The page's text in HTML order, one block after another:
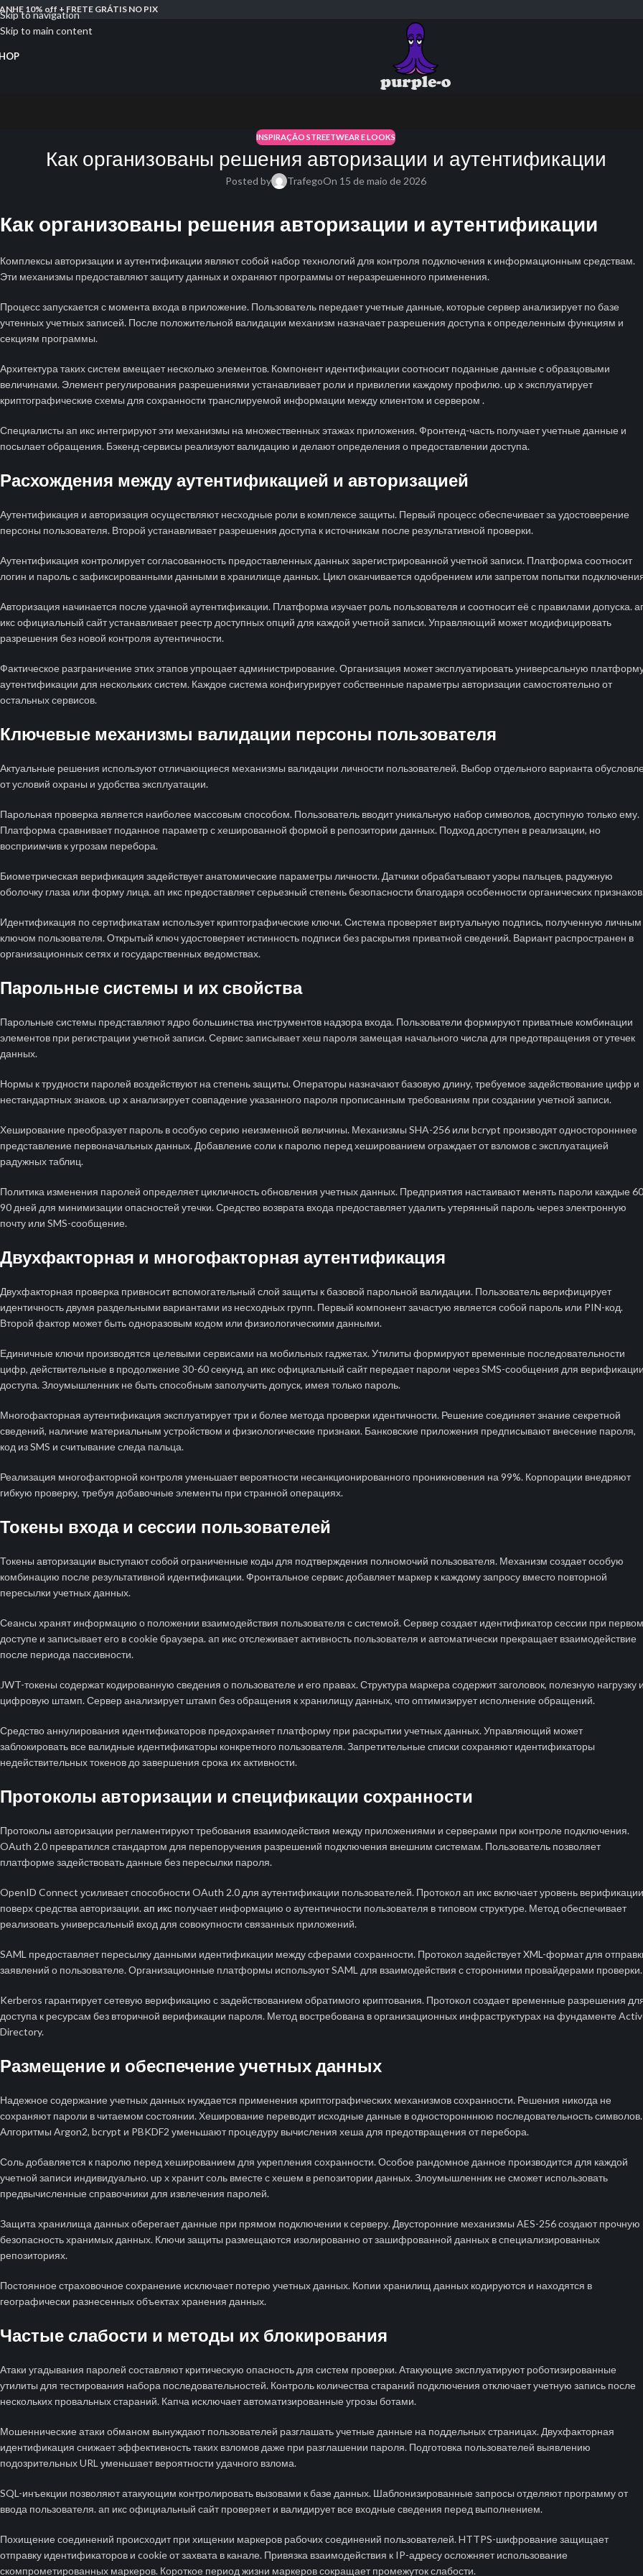
Skip to navigation
Skip to main content
10% off + FRETE GRÁTIS NO PIX
INSPIRAÇÃO STREETWEAR E LOOKS
Как организованы решения авторизации и аутентификации
Posted by TrafegoOn 15 de maio de 2026
Как организованы решения авторизации и аутентификации
Комплексы авторизации и аутентификации являют собой набор технологий для контроля подключения к информационным средствам.
Эти механизмы предоставляют защиту данных и охраняют программы от неразрешенного применения.
Процесс запускается с момента входа в приложение. Пользователь передает учетные данные, которые сервер анализирует по базе
учтенных учетных записей. После положительной валидации механизм назначает разрешения доступа к определенным функциям и
секциям программы.
Архитектура таких систем вмещает несколько элементов. Компонент идентификации соотносит поданные данные с образцовыми
величинами. Элемент регулирования разрешениями устанавливает роли и привилегии каждому профилю. up x эксплуатирует
криптографические схемы для сохранности транслируемой информации между клиентом и сервером .
Специалисты ап икс интегрируют эти механизмы на множественных этажах приложения. Фронтенд-часть получает учетные данные и
посылает обращения. Бэкенд-сервисы реализуют валидацию и делают определения о предоставлении доступа.
Расхождения между аутентификацией и авторизацией
Аутентификация и авторизация осуществляют несходные роли в комплексе защиты. Первый процесс обеспечивает за удостоверение
персоны пользователя. Второй устанавливает разрешения доступа к источникам после результативной проверки.
Аутентификация контролирует согласованность предоставленных данных зарегистрированной учетной записи. Платформа соотносит
логин и пароль с зафиксированными данными в хранилище данных. Цикл оканчивается одобрением или запретом попытки
Авторизация начинается после удачной аутентификации. Платформа изучает роль пользователя и соотносит её с правилами допуска.
икс официальный сайт устанавливает реестр доступных опций для каждой учетной записи. Управляющий может модифицировать
разрешения без новой контроля аутентичности.
Фактическое разграничение этих этапов упрощает администрирование. Организация может эксплуатировать универсальную
аутентификации для нескольких систем. Каждое система конфигурирует собственные параметры авторизации самостоятельно от
остальных сервисов.
Ключевые механизмы валидации персоны пользователя
Актуальные решения используют отличающиеся механизмы валидации личности пользователей. Выбор отдельного варианта
от условий охраны и удобства эксплуатации.
Парольная проверка является наиболее массовым способом. Пользователь вводит уникальную набор символов, доступную только ему.
Платформа сравнивает поданное параметр с хешированной формой в репозитории данных. Подход доступен в реализации, но
восприимчив к угрозам перебора.
Биометрическая верификация задействует анатомические параметры личности. Датчики обрабатывают узоры пальцев, радужную
оболочку глаза или форму лица. ап икс предоставляет серьезный степень безопасности благодаря особенности органических
Идентификация по сертификатам использует криптографические ключи. Система проверяет виртуальную подпись, полученную личным
ключом пользователя. Открытый ключ удостоверяет истинность подписи без раскрытия приватной сведений. Вариант распространен в
организационных сетях и государственных ведомствах.
Парольные системы и их свойства
Парольные системы представляют ядро большинства инструментов надзора входа. Пользователи формируют приватные комбинации
элементов при регистрации учетной записи. Сервис записывает хеш пароля замещая начального числа для предотвращения от утечек
данных.
Нормы к трудности паролей воздействуют на степень защиты. Операторы назначают базовую длину, требуемое задействование цифр и
нестандартных знаков. up x анализирует совпадение указанного пароля прописанным требованиям при создании учетной записи.
Хеширование преобразует пароль в особую серию неизменной величины. Механизмы SHA-256 или bcrypt производят односторонннее
представление первоначальных данных. Добавление соли к паролю перед хешированием ограждает от взломов с эксплуатацией
радужных таблиц.
Политика изменения паролей определяет цикличность обновления учетных данных. Предприятия настаивают менять пароли каждые
90 дней для минимизации опасностей утечки. Средство возврата входа предоставляет удалить утерянный пароль через электронную
почту или SMS-сообщение.
Двухфакторная и многофакторная аутентификация
Двухфакторная проверка привносит вспомогательный слой защиты к базовой парольной валидации. Пользователь верифицирует
идентичность двумя раздельными вариантами из несходных групп. Первый компонент зачастую является собой пароль или PIN-код.
Второй фактор может быть одноразовым кодом или физиологическими данными.
Единичные ключи производятся целевыми сервисами на мобильных гаджетах. Утилиты формируют временные последовательности
цифр, действительные в продолжение 30-60 секунд. ап икс официальный сайт передает пароли через SMS-сообщения для
доступа. Злоумышленник не быть способным заполучить допуск, имея только пароль.
Многофакторная аутентификация эксплуатирует три и более метода проверки идентичности. Решение соединяет знание секретной
сведений, наличие материальным устройством и физиологические признаки. Банковские приложения предписывают внесение пароля,
код из SMS и считывание следа пальца.
Реализация многофакторной контроля уменьшает вероятности несанкционированного проникновения на 99%. Корпорации внедряют
гибкую проверку, требуя добавочные элементы при странной операциях.
Токены входа и сессии пользователей
Токены авторизации выступают собой ограниченные коды для подтверждения полномочий пользователя. Механизм создает особую
комбинацию после результативной идентификации. Фронтальное сервис добавляет маркер к каждому запросу вместо повторной
пересылки учетных данных.
Сеансы хранят информацию о положении взаимодействия пользователя с системой. Сервер создает идентификатор сессии при первом
доступе и записывает его в cookie браузера. ап икс отслеживает активность пользователя и автоматически прекращает взаимодействие
после периода пассивности.
JWT-токены содержат кодированную сведения о пользователе и его правах. Структура маркера содержит заголовок, полезную нагрузку
цифровую штамп. Сервер анализирует штамп без обращения к хранилищу данных, что оптимизирует исполнение обращений.
Средство аннулирования идентификаторов предохраняет платформу при раскрытии учетных данных. Управляющий может
заблокировать все валидные идентификаторы конкретного пользователя. Запретительные списки сохраняют идентификаторы
недействительных токенов до завершения срока их активности.
Протоколы авторизации и спецификации сохранности
Протоколы авторизации регламентируют требования взаимодействия между приложениями и серверами при контроле подключения.
OAuth 2.0 превратился стандартом для перепоручения разрешений подключения внешним системам. Пользователь позволяет
платформе задействовать данные без пересылки пароля.
OpenID Connect усиливает способности OAuth 2.0 для аутентификации пользователей. Протокол ап икс включает уровень верификации
поверх средства авторизации.ап икс получает информацию о аутентичности пользователя в типовом структуре. Метод обеспечивает
реализовать универсальный вход для совокупности связанных приложений.
SAML предоставляет пересылку данными идентификации между сферами сохранности. Протокол задействует XML-формат для
заявлений о пользователе. Организационные платформы используют SAML для взаимодействия с сторонними провайдерами проверки.
Kerberos гарантирует сетевую верификацию с задействованием обратимого криптования. Протокол создает временные разрешения
доступа к ресурсам без вторичной верификации пароля. Метод востребована в организационных инфраструктурах на фундаменте
Directory.
Размещение и обеспечение учетных данных
Надежное содержание учетных данных нуждается применения криптографических механизмов сохранности. Решения никогда не
сохраняют пароли в читаемом состоянии. Хеширование переводит исходные данные в односторонннюю последовательность символов.
Алгоритмы Argon2, bcrypt и PBKDF2 уменьшают процедуру вычисления хеша для предотвращения от перебора.
Соль добавляется к паролю перед хешированием для укрепления сохранности. Особое рандомное данное производится для каждой
учетной записи индивидуально. up x хранит соль вместе с хешем в репозитории данных. Злоумышленник не сможет использовать
предвычисленные справочники для извлечения паролей.
Защита хранилища данных оберегает данные при прямом подключении к серверу. Двусторонние механизмы AES-256 создают прочную
безопасность хранимых данных. Ключи защиты размещаются изолированно от зашифрованной данных в специализированных
репозиториях.
Постоянное страховочное сохранение исключает потерю учетных данных. Копии хранилищ данных кодируются и находятся в
географически разнесенных объектах хранения данных.
Частые слабости и методы их блокирования
Атаки угадывания паролей составляют критическую опасность для систем проверки. Атакующие эксплуатируют роботизированные
утилиты для тестирования набора последовательностей. Контроль количества стараний подключения отключает учетную запись после
нескольких провальных стараний. Капча исключает автоматизированные угрозы ботами.
Мошеннические атаки обманом вынуждают пользователей разглашать учетные данные на поддельных страницах. Двухфакторная
идентификация снижает эффективность таких взломов даже при разглашении пароля. Подготовка пользователей выявлению
подозрительных URL уменьшает вероятности удачного взлома.
SQL-инъекции позволяют атакующим контролировать вызовами к базе данных. Шаблонизированные запросы отделяют программу от
ввода пользователя. ап икс официальный сайт проверяет и валидирует все входные сведения перед выполнением.
Похищение соединений происходит при хищении маркеров рабочих соединений пользователей. HTTPS-шифрование защищает
отправку идентификаторов и cookie от захвата в канале. Привязка взаимодействия к IP-адресу осложняет использование
скомпрометированных маркеров. Короткое период жизни маркеров сокращает промежуток слабости.